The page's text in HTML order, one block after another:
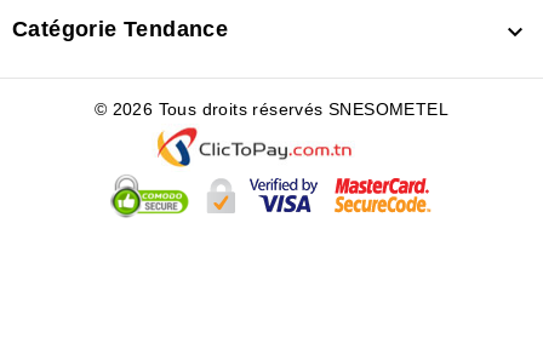
Catégorie Tendance 
© 2026 Tous droits réservés SNESOMETEL